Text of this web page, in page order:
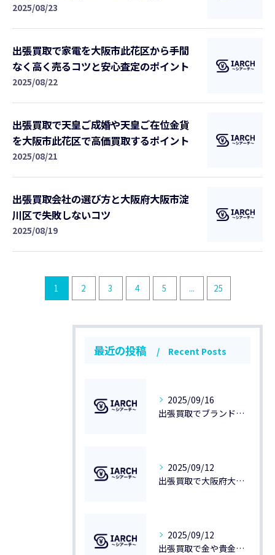
2025/08/23
出張買取で家電を大阪市此花区から手間
なく高く売るコツと安心査定のポイント
2025/08/22
出張買取で天皇ご成婚や天皇ご在位金貨
を大阪市此花区で高価買取するポイント
2025/08/21
出張買取会社の選び方と大阪府大阪市淀
川区で失敗しないコツ
2025/08/19
1 2 3 4 5 ... 25
最近の投稿 Recent Posts
2025/09/16
出張買取でブランド品を大阪府大阪市で高く売るためのポイントと業者選びのコツ
2025/09/12
出張買取で大阪府大阪市の金貨や記念金貨・貴金属を高価売却するための完全ガイド
2025/09/12
出張買取で金や貴金属・記念硬貨・金貨を大阪市此花区で高価買取する方法